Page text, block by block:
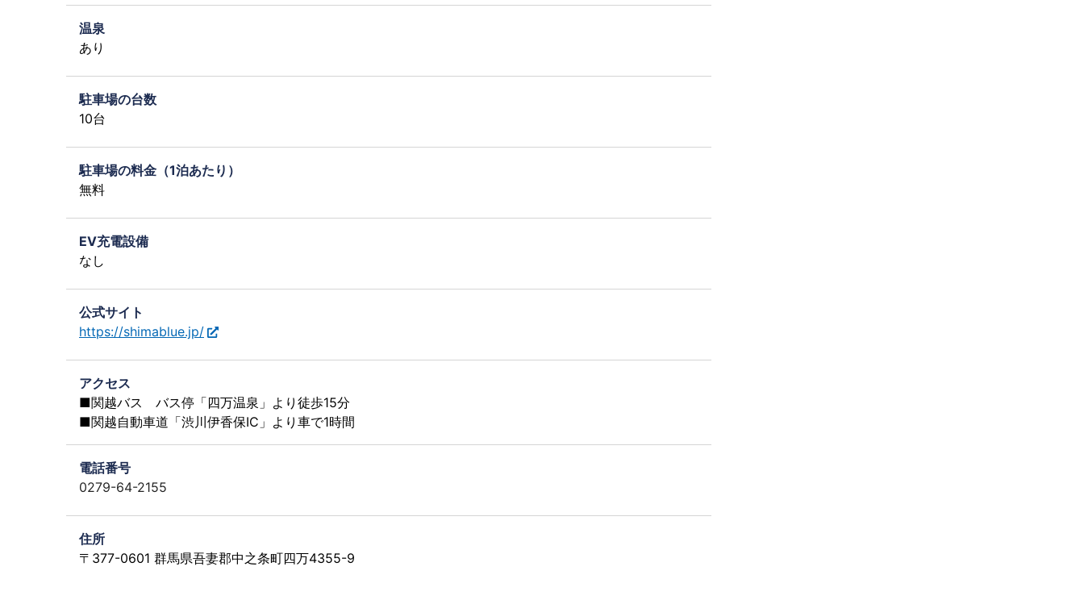
温泉
あり
駐車場の台数
10台
駐車場の料金（1泊あたり）
無料
EV充電設備
なし
公式サイト
https://shimablue.jp/
アクセス
■関越バス バス停「四万温泉」より徒歩15分
■関越自動車道「渋川伊香保IC」より車で1時間
電話番号
0279-64-2155
住所
〒377-0601 群馬県吾妻郡中之条町四万4355-9